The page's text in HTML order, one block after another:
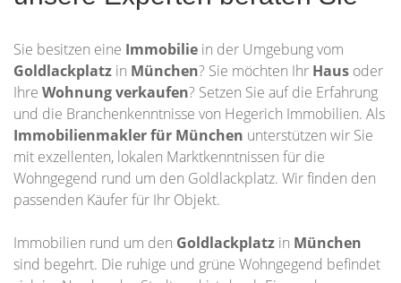
Sie besitzen eine Immobilie in der Umgebung vom
Goldlackplatz in München? Sie möchten Ihr Haus oder
Ihre Wohnungverkaufen? Setzen Sie auf die Erfahrung
und die Branchenkenntnisse von Hegerich Immobilien. Als
Immobilienmakler für München unterstützen wir Sie
mit exzellenten, lokalen Marktkenntnissen für die
Wohngegend rund um den Goldlackplatz. Wir finden den
passenden Käufer für Ihr Objekt.
Immobilien rund um den Goldlackplatz in München
sind begehrt. Die ruhige und grüne Wohngegend befindet